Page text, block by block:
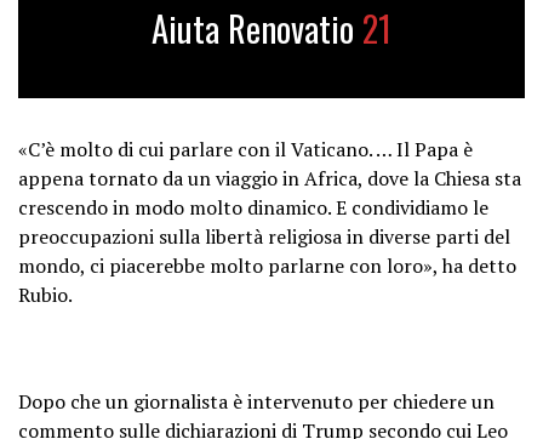
Aiuta Renovatio 21
«C’è molto di cui parlare con il Vaticano. … Il Papa è
appena tornato da un viaggio in Africa, dove la Chiesa sta
crescendo in modo molto dinamico. E condividiamo le
preoccupazioni sulla libertà religiosa in diverse parti del
mondo, ci piacerebbe molto parlarne con loro», ha detto
Rubio.
Dopo che un giornalista è intervenuto per chiedere un
commento sulle dichiarazioni di Trump secondo cui Leo